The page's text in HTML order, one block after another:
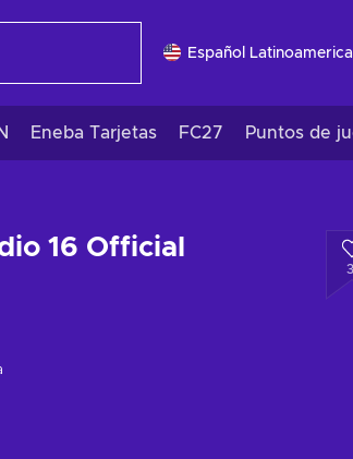
Español
Eneba Tarjetas FC27 Puntos de
16 Official